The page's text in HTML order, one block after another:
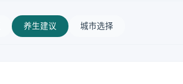
养生建议 城市选择